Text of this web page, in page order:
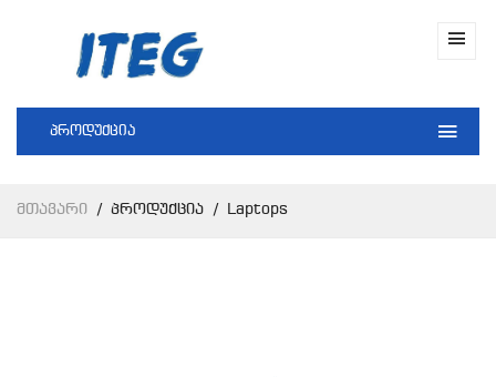
პროდუქცია
Მთავარი Პროდუქცია Laptops